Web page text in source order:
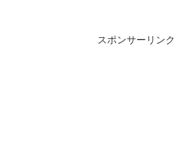
スポンサーリンク